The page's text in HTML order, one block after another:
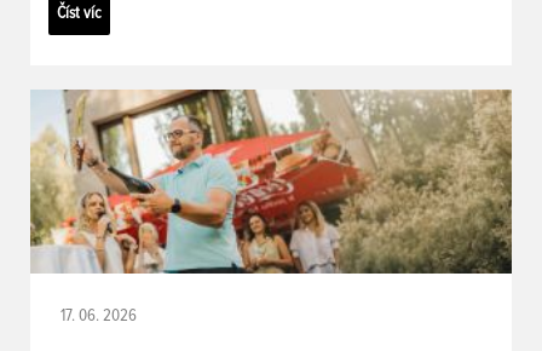
Číst víc
17. 06. 2026